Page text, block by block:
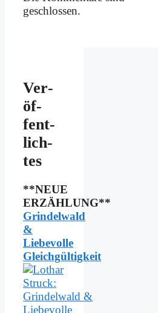
geschlossen.
Ver­
öf­
fent­
lich­
tes
**NEUE
ERZÄHLUNG**
Grindelwald
&
Liebevolle
Gleichgültigkeit